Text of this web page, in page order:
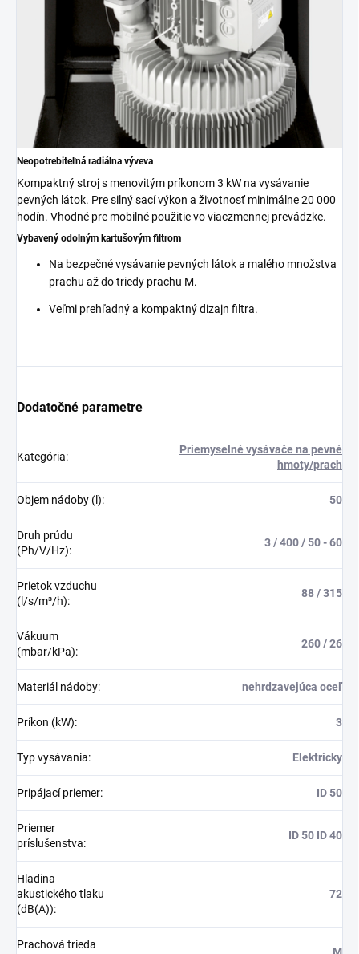
Neopotrebiteľná radiálna výveva
Kompaktný stroj s menovitým príkonom 3 kW na vysávanie
pevných látok. Pre silný sací výkon a životnosť minimálne 20 000
hodín. Vhodné pre mobilné použitie vo viaczmennej prevádzke.
Vybavený odolným kartušovým filtrom
Na bezpečné vysávanie pevných látok a malého množstva
prachu až do triedy prachu M.
Veľmi prehľadný a kompaktný dizajn filtra.
Dodatočné parametre
Kategória:
Priemyselné vysávače na pevné
hmoty/prach
Objem nádoby (l): 50
Druh prúdu
(Ph/V/Hz):
3 / 400 / 50 - 60
Prietok vzduchu
(l/s/m³/h):
88 / 315
Vákuum
(mbar/kPa):
260 / 26
Materiál nádoby: nehrdzavejúca oceľ
Príkon (kW): 3
Typ vysávania: Elektricky
Pripájací priemer: ID 50
Priemer
príslušenstva:
ID 50 ID 40
Hladina
akustického tlaku
(dB(A)):
72
Prachová trieda